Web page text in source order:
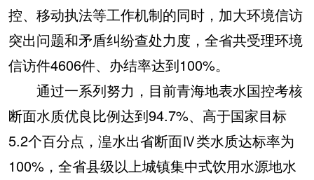
控、移动执法等工作机制的同时，加大环境信访
突出问题和矛盾纠纷查处力度，全省共受理环境
信访件4606件、办结率达到100%。
通过一系列努力，目前青海地表水国控考核
断面水质优良比例达到94.7%、高于国家目标
5.2个百分点，湟水出省断面Ⅳ类水质达标率为
100%，全省县级以上城镇集中式饮用水源地水